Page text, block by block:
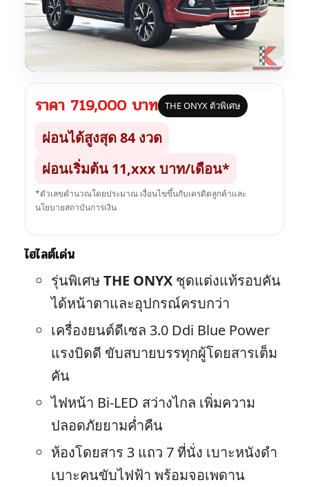
ราคา 719,000บาท THE ONYX ตัวพิเศษ
ผ่อนได้สูงสุด 84 งวด
ผ่อนเริ่มต้น 11,xxx บาท/เดือน*
*ตัวเลขคำนวณโดยประมาณ เงื่อนไขขึ้นกับเครดิตลูกค้าและ
นโยบายสถาบันการเงิน
ไฮไลต์เด่น
รุ่นพิเศษTHE ONYX ชุดแต่งแท้รอบคัน
ได้หน้าตาและอุปกรณ์ครบกว่า
เครื่องยนต์ดีเซล 3.0 Ddi Blue Power
แรงบิดดี ขับสบายบรรทุกผู้โดยสารเต็ม
คัน
ไฟหน้า Bi-LED สว่างไกล เพิ่มความ
ปลอดภัยยามค่ำคืน
ห้องโดยสาร 3 แถว 7 ที่นั่ง เบาะหนังดำ
เบาะคนขับไฟฟ้า พร้อมจอเพดาน